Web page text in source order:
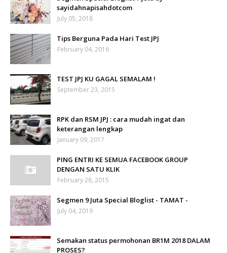
sayidahnapisahdotcom
July 05, 2018
Tips Berguna Pada Hari Test JPJ
February 04, 2016
TEST JPJ KU GAGAL SEMALAM !
September 23, 2015
RPK dan RSM JPJ : cara mudah ingat dan
keterangan lengkap
January 09, 2017
PING ENTRI KE SEMUA FACEBOOK GROUP
DENGAN SATU KLIK
February 28, 2015
Segmen 9 Juta Special Bloglist - TAMAT -
July 04, 2019
Semakan status permohonan BR1M 2018 DALAM
PROSES?